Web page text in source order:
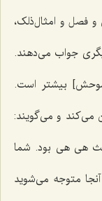
فصل و امثال‌ذلک،
جواب می‌دهند.
بیشتر است.
می‌کند و می‌گویند:
هی هی بود. شما
متوجه می‌شوید